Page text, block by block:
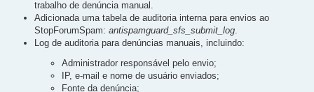
trabalho de denúncia manual.
Adicionada uma tabela de auditoria interna para envios ao
StopForumSpam: antispamguard_sfs_submit_log.
Log de auditoria para denúncias manuais, incluindo:
Administrador responsável pelo envio;
IP, e-mail e nome de usuário enviados;
Fonte da denúncia;